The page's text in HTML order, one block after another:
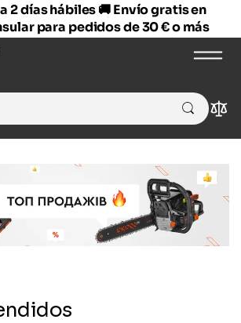
2 días hábiles 🚚 Envío gratis en
para pedidos de 30 € o más